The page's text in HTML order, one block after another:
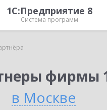
1С:Предприятие 8
Система программ
фирмы
в Москве